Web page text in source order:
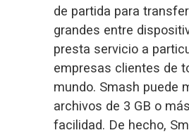
de partida para
grandes entre
presta servicio a
empresas clientes de
mundo. Smash puede
archivos de 3 GB o
facilidad. De hecho,